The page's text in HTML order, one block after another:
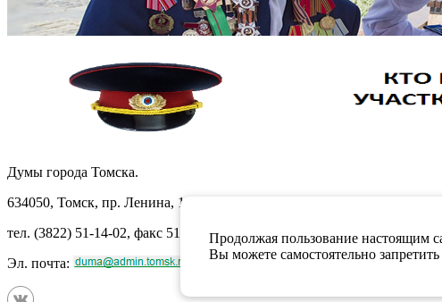
Думы города Томска.
634050, Томск, пр. Ленина, 105
тел. (3822) 51-14-02, факс 51-10-71
Эл. почта:
Продолжая пользование настоящим
Вы можете самостоятельно